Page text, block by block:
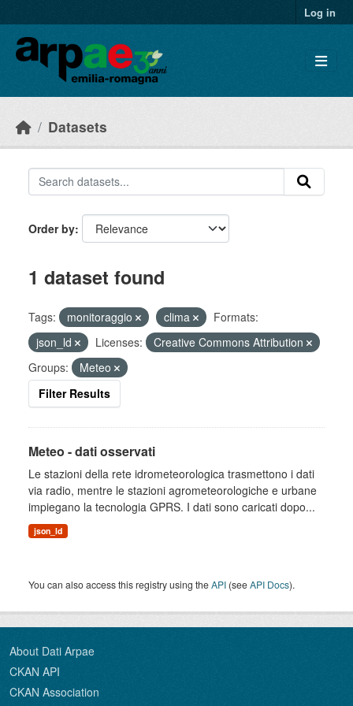
Log in
Datasets
Order by
1 dataset found
Tags: monitoraggio clima
Formats:
json_ld
Licenses:
Creative Commons Attribution
Groups:
Meteo
Filter Results
Meteo - dati osservati
Le stazioni della rete idrometeorologica trasmettono i dati
via radio, mentre le stazioni agrometeorologiche e urbane
impiegano la tecnologia GPRS. I dati sono caricati dopo...
json_ld
You can also access this registry using theAPI (seeAPI Docs).
About Dati Arpae
CKAN API
CKAN Association